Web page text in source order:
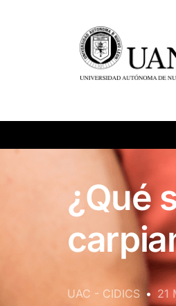
¿Qué
UAC - CIDICS 21